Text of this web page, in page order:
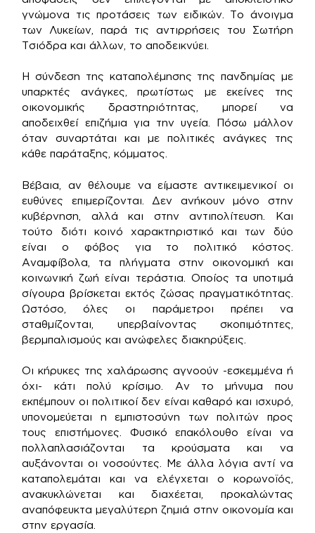
γνώμονα τις προτάσεις των ειδικών. Το άνοιγμα
των Λυκείων, παρά τις αντιρρήσεις του Σωτήρη
Τσιόδρα και άλλων, το αποδεικνύει.
Η σύνδεση της καταπολέμησης της πανδημίας με
υπαρκτές ανάγκες, πρωτίστως με εκείνες της
οικονομικής δραστηριότητας, μπορεί να
αποδειχθεί επιζήμια για την υγεία. Πόσω μάλλον
όταν συναρτάται και με πολιτικές ανάγκες της
κάθε παράταξης, κόμματος.
Βέβαια, αν θέλουμε να είμαστε αντικειμενικοί οι
ευθύνες επιμερίζονται. Δεν ανήκουν μόνο στην
κυβέρνηση, αλλά και στην αντιπολίτευση. Και
τούτο διότι κοινό χαρακτηριστικό και των δύο
είναι ο φόβος για το πολιτικό κόστος.
Αναμφίβολα, τα πλήγματα στην οικονομική και
κοινωνική ζωή είναι τεράστια. Οποίος τα υποτιμά
σίγουρα βρίσκεται εκτός ζώσας πραγματικότητας.
Ωστόσο, όλες οι παράμετροι πρέπει να
σταθμίζονται, υπερβαίνοντας σκοπιμότητες,
βερμπαλισμούς και ανώφελες διακηρύξεις.
Οι κήρυκες της χαλάρωσης αγνοούν -εσκεμμένα ή
όχι- κάτι πολύ κρίσιμο. Αν το μήνυμα που
εκπέμπουν οι πολιτικοί δεν είναι καθαρό και ισχυρό,
υπονομεύεται η εμπιστοσύνη των πολιτών προς
τους επιστήμονες. Φυσικό επακόλουθο είναι να
πολλαπλασιάζονται τα κρούσματα και να
αυξάνονται οι νοσούντες. Με άλλα λόγια αντί να
καταπολεμάται και να ελέγχεται ο κορωνοϊός,
ανακυκλώνεται και διαχέεται, προκαλώντας
αναπόφευκτα μεγαλύτερη ζημιά στην οικονομία και
στην εργασία.